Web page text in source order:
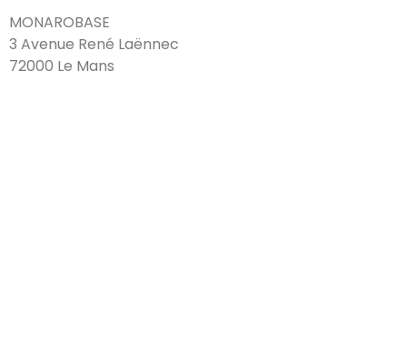
MONAROBASE
3 Avenue René Laënnec
72000 Le Mans